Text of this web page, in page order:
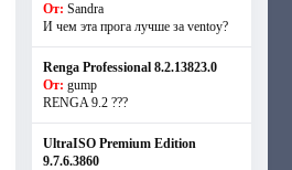
От: Sandra
И чем эта прога лучше за ventoy?
Renga Professional 8.2.13823.0
От: gump
RENGA 9.2 ???
UltraISO Premium Edition
9.7.6.3860